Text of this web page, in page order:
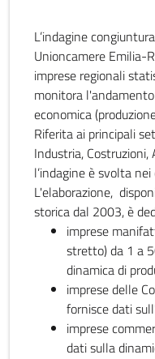
L’indagine
Unioncamere Emilia-
imprese regionali
monitora
economica
Riferita ai principali
Industria,
l’indagine è svolta
L'elaborazione,
storica dal 2003, è
imprese
stretto) da 1 a
dinamica di
imprese delle
fornisce dati
imprese
dati sulla